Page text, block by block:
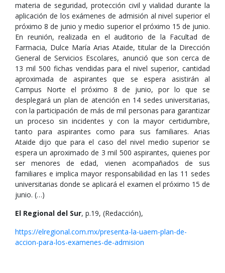
materia de seguridad, protección civil y vialidad durante la
aplicación de los exámenes de admisión al nivel superior el
próximo 8 de junio y medio superior el próximo 15 de junio.
En reunión, realizada en el auditorio de la Facultad de
Farmacia, Dulce María Arias Ataide, titular de la Dirección
General de Servicios Escolares, anunció que son cerca de
13 mil 500 fichas vendidas para el nivel superior, cantidad
aproximada de aspirantes que se espera asistirán al
Campus Norte el próximo 8 de junio, por lo que se
desplegará un plan de atención en 14 sedes universitarias,
con la participación de más de mil personas para garantizar
un proceso sin incidentes y con la mayor certidumbre,
tanto para aspirantes como para sus familiares. Arias
Ataide dijo que para el caso del nivel medio superior se
espera un aproximado de 3 mil 500 aspirantes, quienes por
ser menores de edad, vienen acompañados de sus
familiares e implica mayor responsabilidad en las 11 sedes
universitarias donde se aplicará el examen el próximo 15 de
junio. (…)
El Regional del Sur, p.19, (Redacción),
https://elregional.com.mx/presenta-la-uaem-plan-de-
accion-para-los-examenes-de-admision